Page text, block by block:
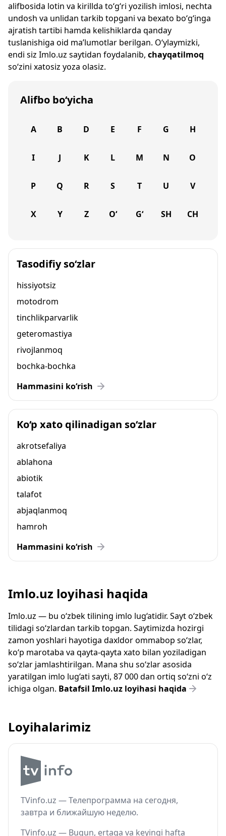
alifbosida lotin va kirillda to‘g‘ri yozilish imlosi, nechta
undosh va unlidan tarkib topgani va bexato bo‘g‘inga
ajratish tartibi hamda kelishiklarda qanday
tuslanishiga oid ma’lumotlar berilgan. O‘ylaymizki,
endi siz Imlo.uz saytidan foydalanib, chayqatilmoq
so‘zini xatosiz yoza olasiz.
Alifbo bo‘yicha
A B D E F G H
I J K L M N O
P Q R S T U V
X Y Z O‘ G‘ SH CH
Tasodifiy so‘zlar
hissiyotsiz
motodrom
tinchlikparvarlik
geteromastiya
rivojlanmoq
bochka-bochka
Hammasini ko‘rish
Ko‘p xato qilinadigan so‘zlar
akrotsefaliya
ablahona
abiotik
talafot
abjaqlanmoq
hamroh
Hammasini ko‘rish
Imlo.uz loyihasi haqida
Imlo.uz — bu o‘zbek tilining imlo lug‘atidir. Sayt o‘zbek
tilidagi so‘zlardan tarkib topgan. Saytimizda hozirgi
zamon yoshlari hayotiga daxldor ommabop so‘zlar,
ko‘p marotaba va qayta-qayta xato bilan yoziladigan
so‘zlar jamlashtirilgan. Mana shu so‘zlar asosida
yaratilgan imlo lug‘ati sayti, 87 000 dan ortiq so‘zni o‘z
ichiga olgan. Batafsil Imlo.uz loyihasi haqida
Loyihalarimiz
TVinfo.uz — Телепрограмма на сегодня,
завтра и ближайшую неделю.
TVinfo.uz — Bugun, ertaga va keyingi hafta